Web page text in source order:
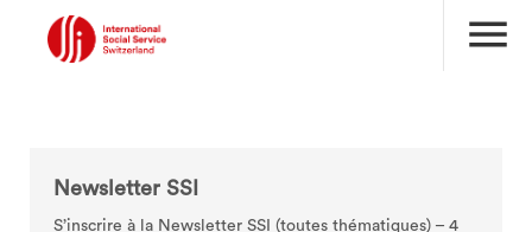
menu
Newsletter SSI
S’inscrire à la Newsletter SSI (toutes thématiques) – 4